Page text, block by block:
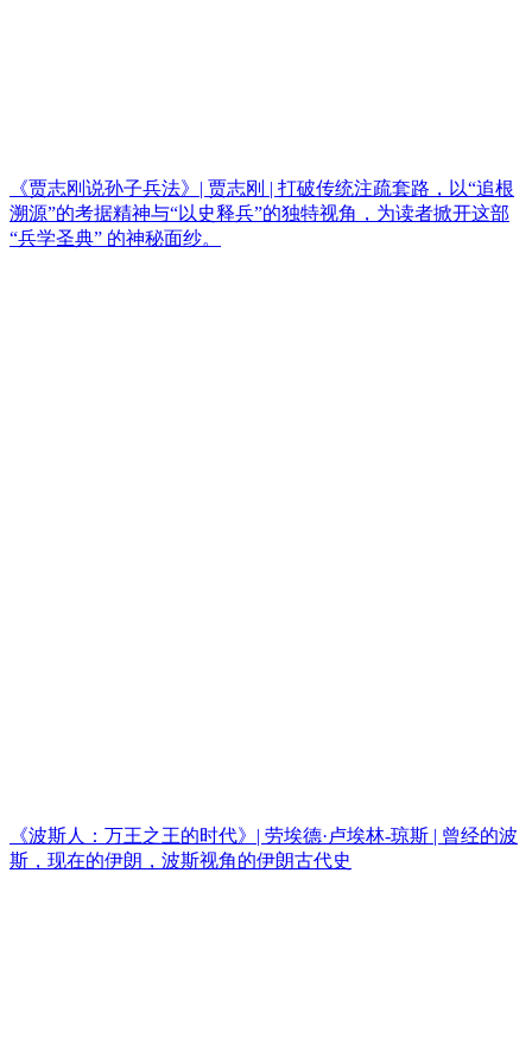
《贾志刚说孙子兵法》| 贾志刚 | 打破传统注疏套路，以“追根
溯源”的考据精神与“以史释兵”的独特视角，为读者掀开这部
“兵学圣典” 的神秘面纱。
《波斯人：万王之王的时代》| 劳埃德·卢埃林-琼斯 | 曾经的波
斯，现在的伊朗，波斯视角的伊朗古代史